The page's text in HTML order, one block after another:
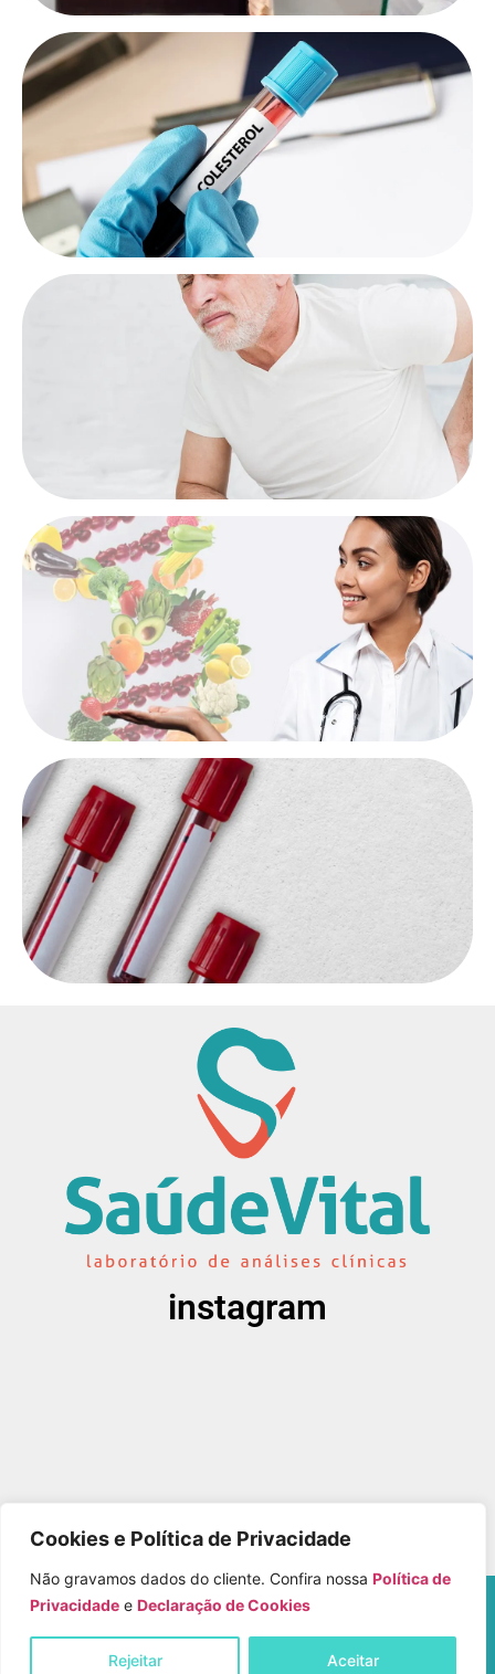
Cookies e Política de Privacidade
Não gravamos dados do cliente. Confira nossa Política de
Privacidade e Declaração de Cookies
Rejeitar Aceitar
instagram
Copyright © Laboratório Saúde Vital – Todos os
Direitos Reservados